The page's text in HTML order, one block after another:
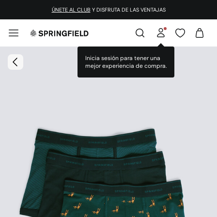
ÚNETE AL CLUB Y DISFRUTA DE LAS VENTAJAS
Inicia sesión para tener una
mejor experiencia de compra.